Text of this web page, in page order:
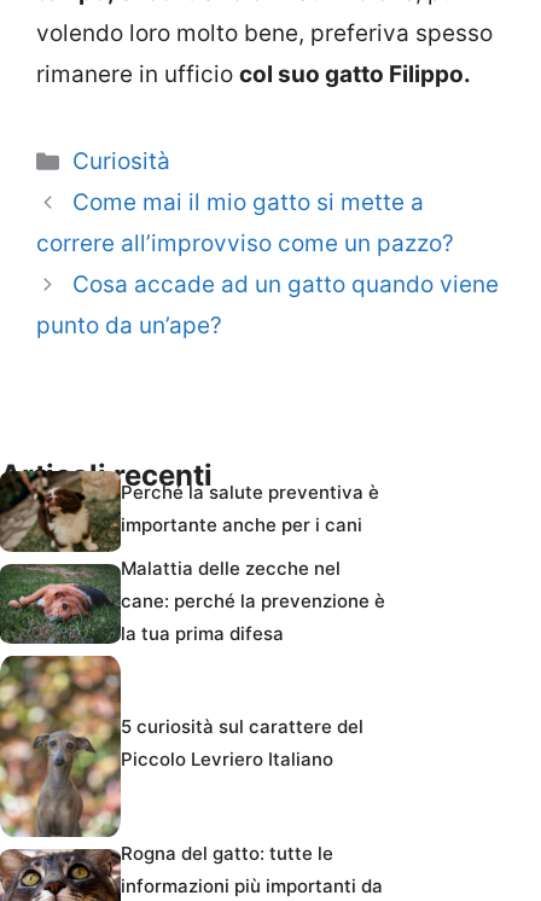
volendo loro molto bene, preferiva spesso
rimanere in ufficio col suo gatto Filippo.
Categorie
Curiosità
Come mai il mio gatto si mette a
correre all’improvviso come un pazzo?
Cosa accade ad un gatto quando viene
punto da un’ape?
Articoli recentiPerché la salute preventiva è
importante anche per i cani
Malattia delle zecche nel
cane: perché la prevenzione è
la tua prima difesa
5 curiosità sul carattere del
Piccolo Levriero Italiano
Rogna del gatto: tutte le
informazioni più importanti da